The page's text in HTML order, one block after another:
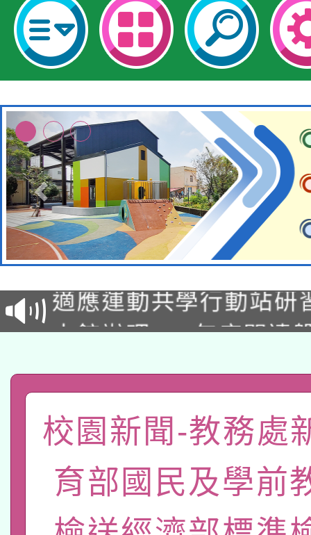
本校115學年度第2次
招甄選結果公告(無人
招)
適應運動共學行動站研
本館辦理115年度閱讀
礎課程
A3數位素養講師名單
「數位內容與教學軟體
pilot」
有關大陸委員會函釋公
薪期間赴陸應申請許可
轉知經濟部水利署委託
校園新聞-教務處
育部國民及學前